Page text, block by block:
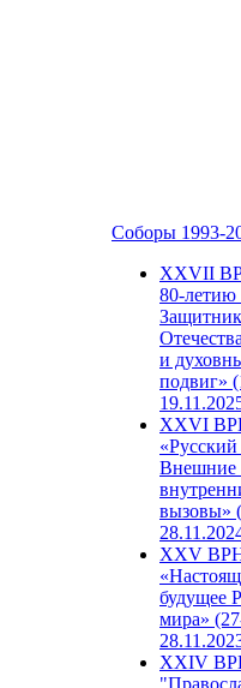
Соборы 1993-
ХХVII
80-
и
подвиг»
XXVI
Внешние
вызовы»
XXV
будущее
мира»
XXIV